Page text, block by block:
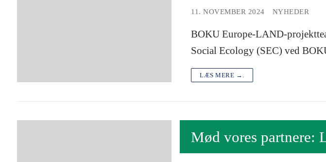
11. NOVEMBER 2024 NYHEDER
BOKU Europe-LAND-
Social Ecology (SEC) ved
LÆS MERE →.
Mød vores partnere: